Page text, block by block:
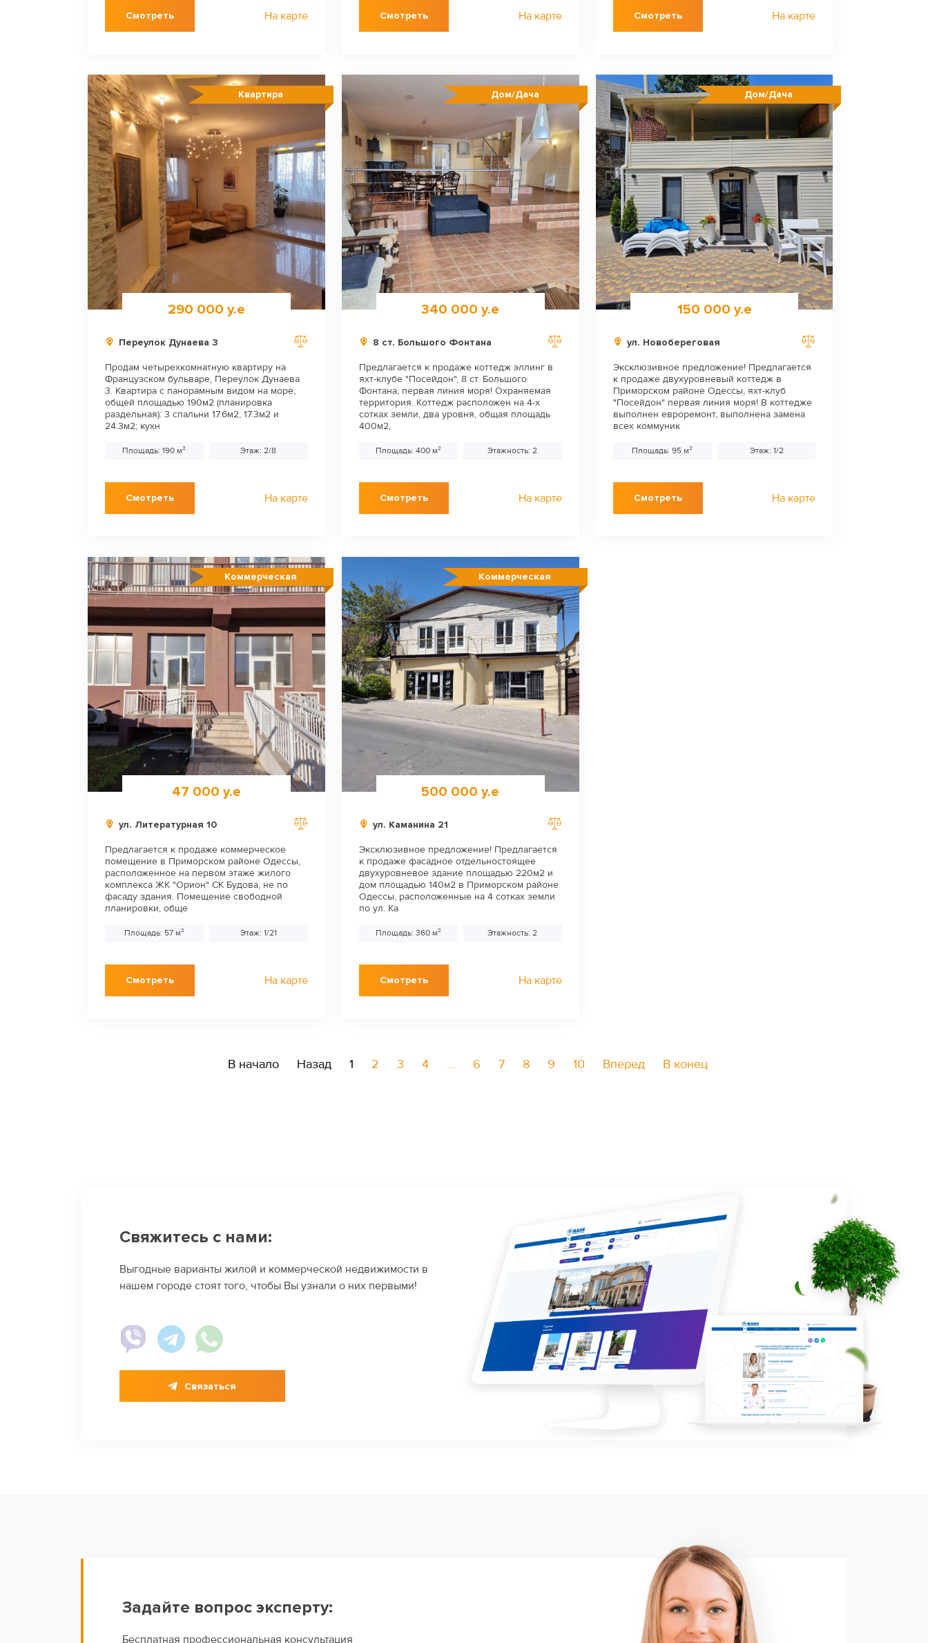
Смотреть На карте Смотреть На карте Смотреть На карте
Квартира
290 000 у.е
Переулок Дунаева 3
Продам четырехкомнатную квартиру на
Французском бульваре, Переулок Дунаева
3. Квартира с панорамным видом на море,
общей площадью 190м2 (планировка
раздельная): 3 спальни 17.6м2, 17.3м2 и
24.3м2; кухн
Площадь: 190 м² Этаж: 2/8
Смотреть На карте
Дом/Дача
340 000 у.е
8 ст. Большого Фонтана
Предлагается к продаже коттедж эллинг в
яхт-клубе "Посейдон", 8 ст. Большого
Фонтана, первая линия моря! Охраняемая
территория. Коттедж расположен на 4-х
сотках земли, два уровня, общая площадь
400м2,
Площадь: 400 м² Этажность: 2
Смотреть На карте
Дом/Дача
150 000 у.е
ул. Новобереговая
Эксклюзивное предложение! Предлагается
к продаже двухуровневый коттедж в
Приморском районе Одессы, яхт-клуб
"Посейдон" первая линия моря! В коттедже
выполнен евроремонт, выполнена замена
всех коммуник
Площадь: 95 м² Этаж: 1/2
Смотреть На карте
Коммерческая
47 000 у.е
ул. Литературная 10
Предлагается к продаже коммерческое
помещение в Приморском районе Одессы,
расположенное на первом этаже жилого
комплекса ЖК "Орион" СК Будова, не по
фасаду здания. Помещение свободной
планировки, обще
Площадь: 57 м² Этаж: 1/21
Смотреть На карте
Коммерческая
500 000 у.е
ул. Каманина 21
Эксклюзивное предложение! Предлагается
к продаже фасадное отдельностоящее
двухуровневое здание площадью 220м2 и
дом площадью 140м2 в Приморском районе
Одессы, расположенные на 4 сотках земли
по ул. Ка
Площадь: 360 м² Этажность: 2
Смотреть На карте
В начало Назад 1 2 3 4 ... 6 7 8 9 10 Вперед В конец
Свяжитесь с нами:
Выгодные варианты жилой и коммерческой недвижимости в
нашем городе стоят того, чтобы Вы узнали о них первыми!
Cвязаться
Задайте вопрос эксперту:
Бесплатная профессиональная консультация